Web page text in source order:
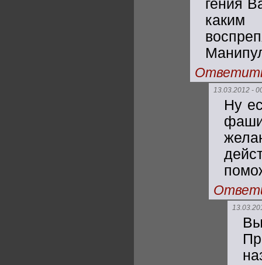
гения
13.03.2012 -
Ну